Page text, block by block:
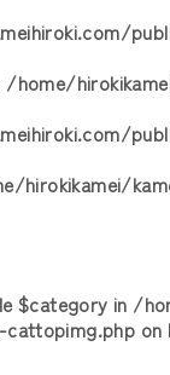
/home/
hirokikamei/
$category in /
on